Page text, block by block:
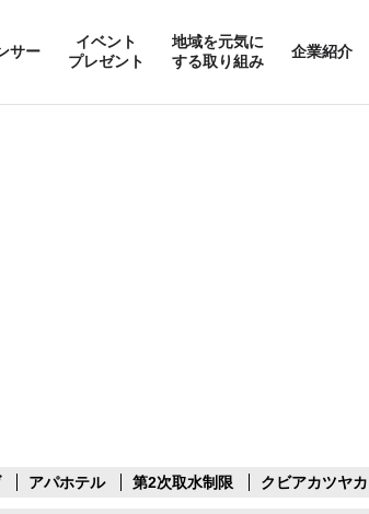
サー
イベント
プレゼント
地域を元気に
する取り組み
企業紹介
アパホテル 第2次取水制限 クビアカツヤカ